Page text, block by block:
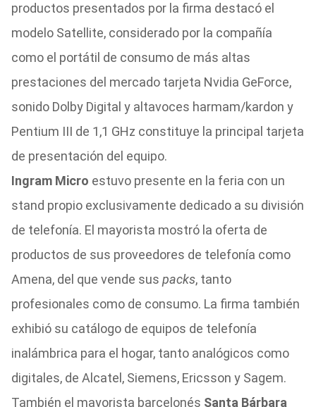
productos presentados por la firma destacó el
modelo Satellite, considerado por la compañía
como el portátil de consumo de más altas
prestaciones del mercado tarjeta Nvidia GeForce,
sonido Dolby Digital y altavoces harmam/kardon y
Pentium III de 1,1 GHz constituye la principal tarjeta
de presentación del equipo.
Ingram Micro estuvo presente en la feria con un
stand propio exclusivamente dedicado a su división
de telefonía. El mayorista mostró la oferta de
productos de sus proveedores de telefonía como
Amena, del que vende sus packs, tanto
profesionales como de consumo. La firma también
exhibió su catálogo de equipos de telefonía
inalámbrica para el hogar, tanto analógicos como
digitales, de Alcatel, Siemens, Ericsson y Sagem.
También el mayorista barcelonés Santa Bárbara